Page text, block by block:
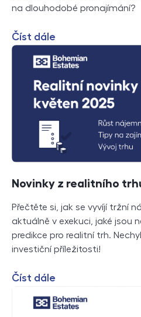
na dlouhodobé pronajímání?
Číst dále
Novinky z realitního
Přečtěte si, jak se vyvíjí tržní
aktuálně v exekuci, jaké jsou
predikce pro realitní trh.
investiční příležitosti!
Číst dále